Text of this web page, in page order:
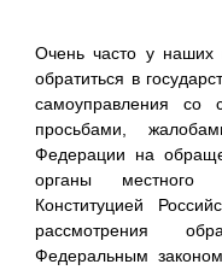
Очень часто у наших
обратиться в
самоуправления со
просьбами,
Федерации на
органы местного
Конституцией
рассмотрения
Федеральным